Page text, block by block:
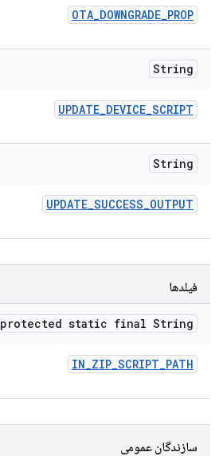
OTA_DOWNGRADE_PROP
String
UPDATE_DEVICE_SCRIPT
String
UPDATE_SUCCESS_OUTPUT
فیلدها
protected static final String
IN_ZIP_SCRIPT_PATH
سازندگان عمومی